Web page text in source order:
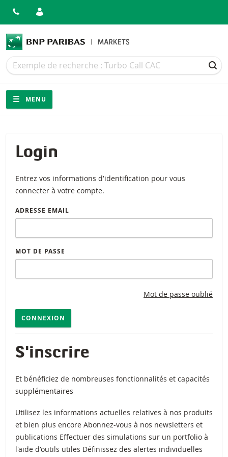
Recherche
Recherche
Navigation
Navigation sur le site
MENU
Login
Entrez vos informations d'identification pour vous
connecter à votre compte.
ADRESSE EMAIL
MOT DE PASSE
Mot de passe oublié
CONNEXION
S'inscrire
Et bénéficiez de nombreuses fonctionnalités et capacités
supplémentaires
Utilisez les informations actuelles relatives à nos produits
et bien plus encore Abonnez-vous à nos newsletters et
publications Effectuer des simulations sur un portfolio à
l'aide d'outils utiles Définissez des alertes individuelles